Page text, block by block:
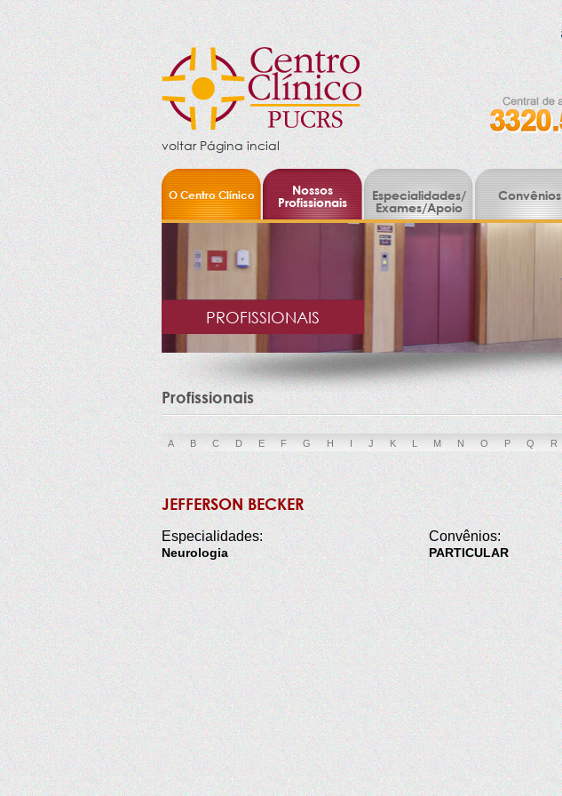
voltar Página incial
O Centro Clínico
Nossos
Profissionais
Especialidades/
Exames/Apoio
Convênios
PROFISSIONAIS
Profissionais
A B C D E F G H I J K L M N O P Q R
JEFFERSON BECKER
Especialidades:
Neurologia
Convênios:
PARTICULAR